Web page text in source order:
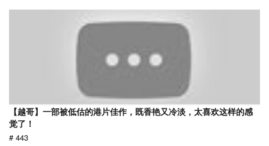
【越哥】一部被低估的港片佳作，既香艳又冷淡，太喜欢这样的感
觉了！
# 443